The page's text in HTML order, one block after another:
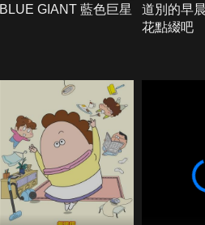
BLUE GIANT 藍色巨星
道別的早
花點綴吧